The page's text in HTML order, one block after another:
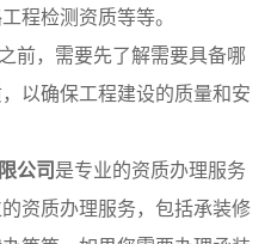
程检测资质等等。
前，需要先了解需要具备哪
以确保工程建设的质量和安
公司 是专业的资质办理服务
资质办理服务，包括承装修